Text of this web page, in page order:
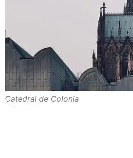
Catedral de Colonia